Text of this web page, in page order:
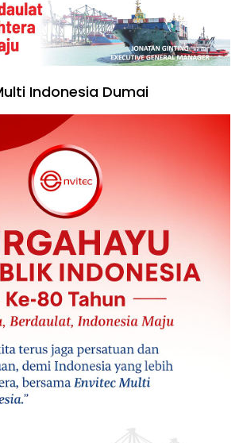
Indonesia Dumai